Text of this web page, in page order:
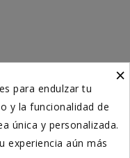
×
para endulzar tu
y la funcionalidad de
única y personalizada.
experiencia aún más